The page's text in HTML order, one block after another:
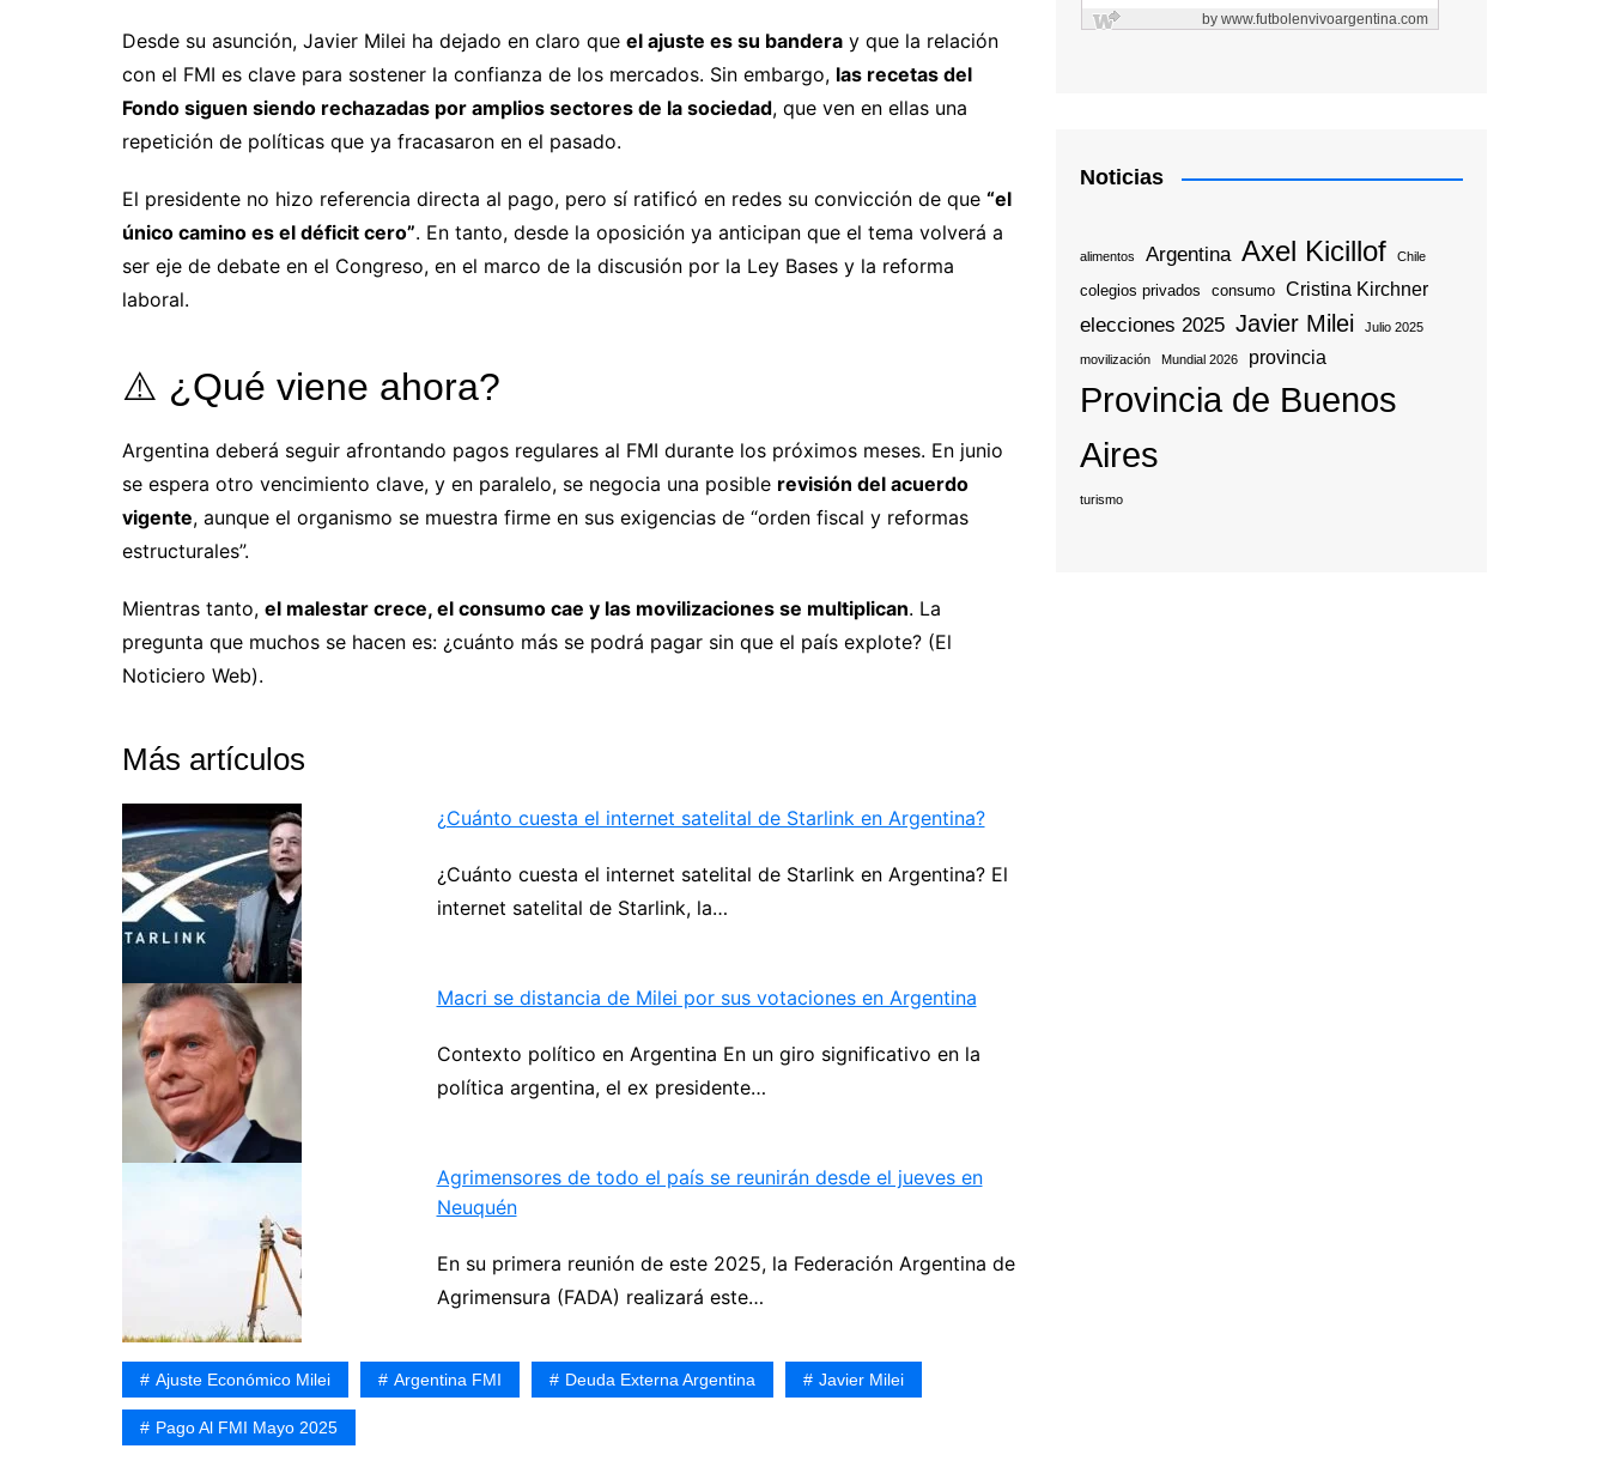
Desde su asunción, Javier Milei ha dejado en claro que el ajuste es su bandera y que la relación
con el FMI es clave para sostener la confianza de los mercados. Sin embargo, las recetas del
Fondo siguen siendo rechazadas por amplios sectores de la sociedad, que ven en ellas una
repetición de políticas que ya fracasaron en el pasado.
El presidente no hizo referencia directa al pago, pero sí ratificó en redes su convicción de que “el
único camino es el déficit cero”. En tanto, desde la oposición ya anticipan que el tema volverá a
ser eje de debate en el Congreso, en el marco de la discusión por la Ley Bases y la reforma
laboral.
⚠️ ¿Qué viene ahora?
Argentina deberá seguir afrontando pagos regulares al FMI durante los próximos meses. En junio
se espera otro vencimiento clave, y en paralelo, se negocia una posible revisión del acuerdo
vigente, aunque el organismo se muestra firme en sus exigencias de “orden fiscal y reformas
estructurales”.
Mientras tanto, el malestar crece, el consumo cae y las movilizaciones se multiplican. La
pregunta que muchos se hacen es: ¿cuánto más se podrá pagar sin que el país explote? (El
Noticiero Web).
Más artículos
¿Cuánto cuesta el internet satelital de Starlink en Argentina?
¿Cuánto cuesta el internet satelital de Starlink en Argentina? El
internet satelital de Starlink, la…
Macri se distancia de Milei por sus votaciones en Argentina
Contexto político en Argentina En un giro significativo en la
política argentina, el ex presidente…
Agrimensores de todo el país se reunirán desde el jueves en
Neuquén
En su primera reunión de este 2025, la Federación Argentina de
Agrimensura (FADA) realizará este…
Ajuste Económico Milei Argentina FMI Deuda Externa Argentina Javier Milei
Pago Al FMI Mayo 2025
Noticias
alimentos Argentina Axel Kicillof Chile
colegios privados consumo Cristina Kirchner
elecciones 2025 Javier Milei Julio 2025
movilización Mundial 2026 provincia
Provincia de Buenos
Aires
turismo